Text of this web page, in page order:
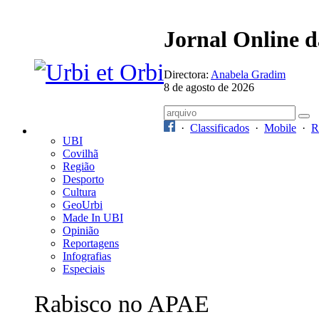
Jornal Online
Directora: Anabela Gradim
8 de agosto de 2026
· Classificados · Mobile ·
UBI
Covilhã
Região
Desporto
Cultura
GeoUrbi
Made In UBI
Opinião
Reportagens
Infografias
Especiais
Rabisco no APAE